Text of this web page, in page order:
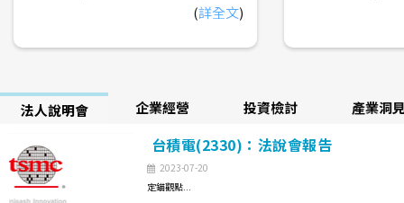
(詳全文)
法人說明會 企業經營 投資檢討 產業洞
台積電(2330)：法說會報告
2023-07-20
定錨觀點...